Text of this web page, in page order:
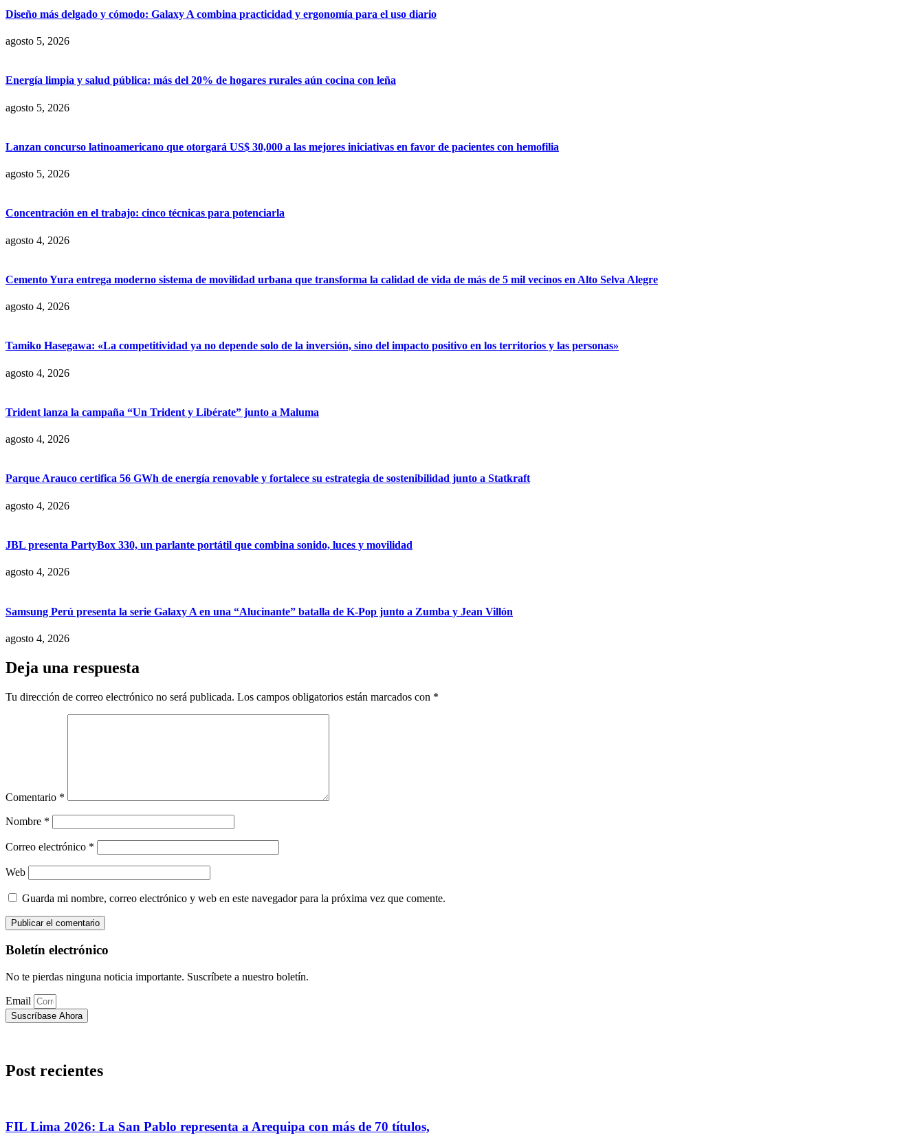
Diseño más delgado y cómodo: Galaxy A combina practicidad y ergonomía para el uso diario
agosto 5, 2026
Energía limpia y salud pública: más del 20% de hogares rurales aún cocina con leña
agosto 5, 2026
Lanzan concurso latinoamericano que otorgará US$ 30,000 a las mejores iniciativas en favor de pacientes con hemofilia
agosto 5, 2026
Concentración en el trabajo: cinco técnicas para potenciarla
agosto 4, 2026
Cemento Yura entrega moderno sistema de movilidad urbana que transforma la calidad de vida de más de 5 mil vecinos en Alto Selva Alegre
agosto 4, 2026
Tamiko Hasegawa: «La competitividad ya no depende solo de la inversión, sino del impacto positivo en los territorios y las personas»
agosto 4, 2026
Trident lanza la campaña “Un Trident y Libérate” junto a Maluma
agosto 4, 2026
Parque Arauco certifica 56 GWh de energía renovable y fortalece su estrategia de sostenibilidad junto a Statkraft
agosto 4, 2026
JBL presenta PartyBox 330, un parlante portátil que combina sonido, luces y movilidad
agosto 4, 2026
Samsung Perú presenta la serie Galaxy A en una “Alucinante” batalla de K-Pop junto a Zumba y Jean Villón
agosto 4, 2026
Deja una respuesta
Tu dirección de correo electrónico no será publicada. Los campos obligatorios están marcados con *
Comentario *
Nombre *
Correo electrónico *
Web
Guarda mi nombre, correo electrónico y web en este navegador para la próxima vez que comente.
Boletín electrónico
No te pierdas ninguna noticia importante. Suscríbete a nuestro boletín.
Email
Suscríbase Ahora
Post recientes
FIL Lima 2026: La San Pablo representa a Arequipa con más de 70 títulos,